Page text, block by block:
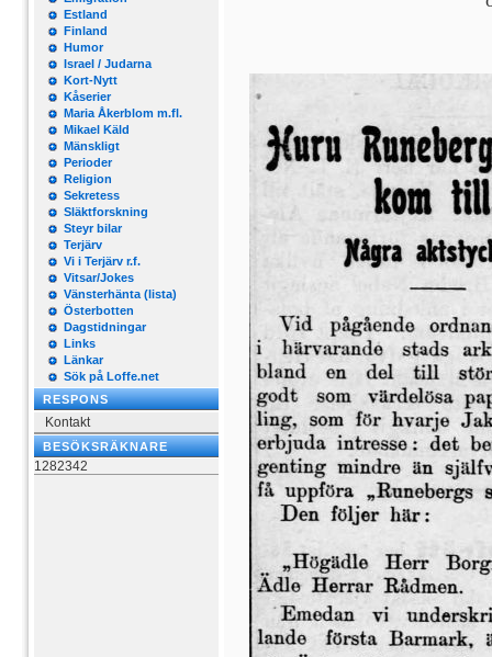
Estland
Finland
Humor
Israel / Judarna
Kort-Nytt
Kåserier
Maria Åkerblom m.fl.
Mikael Käld
Mänskligt
Perioder
Religion
Sekretess
Släktforskning
Steyr bilar
Terjärv
Vi i Terjärv r.f.
Vitsar/Jokes
Vänsterhänta (lista)
Österbotten
Dagstidningar
Links
Länkar
Sök på Loffe.net
RESPONS
Kontakt
BESÖKSRÄKNARE
1282342